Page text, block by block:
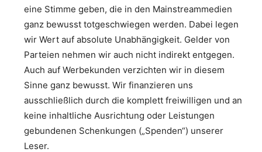
eine Stimme geben, die in den Mainstreammedien
ganz bewusst totgeschwiegen werden. Dabei legen
wir Wert auf absolute Unabhängigkeit. Gelder von
Parteien nehmen wir auch nicht indirekt entgegen.
Auch auf Werbekunden verzichten wir in diesem
Sinne ganz bewusst. Wir finanzieren uns
ausschließlich durch die komplett freiwilligen und an
keine inhaltliche Ausrichtung oder Leistungen
gebundenen Schenkungen („Spenden“) unserer
Leser.